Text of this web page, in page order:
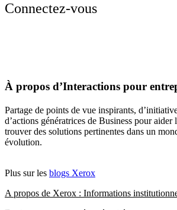
Connectez-vous
À propos d’Interactions pour
Partage de points de vue inspirants,
d’actions génératrices de Business pour aider
trouver des solutions pertinentes dans un
évolution.
Plus sur les blogs Xerox
A propos de Xerox : Informations